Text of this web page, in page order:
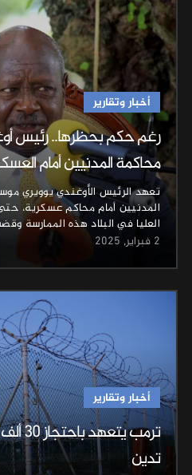
أخبار وتقارير
رغم حكم بحظرها.. رئيس
محاكمة المدنيين أمام
تعهد الرئيس الأوغندي يوويري
المدنيين أمام محاكم عسكرية،
العليا في البلاد هذه الممارسة
2 فبراير, 2025
أخبار وتقارير
ترمب
تدين